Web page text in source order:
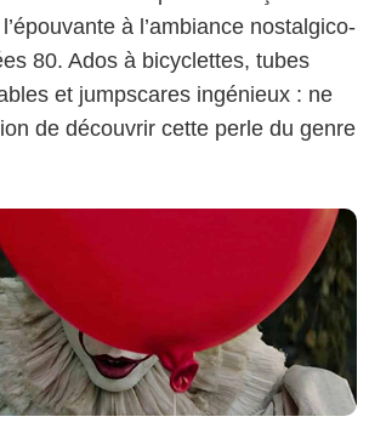
à l’ambiance nostalgico-
80. Ados à bicyclettes, tubes
et jumpscares ingénieux : ne
de découvrir cette perle du genre